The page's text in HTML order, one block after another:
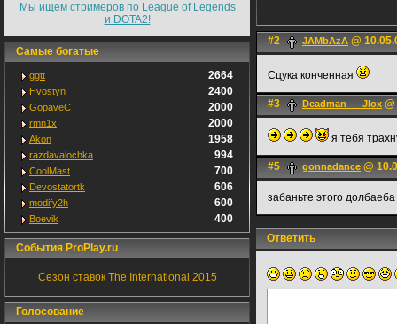
Мы ищем стримеров по League of Legends
и DOTA2!
Самые богатые
ggtt 2664
Hvostyn 2400
GopaveC 2000
rmn1x 2000
Akon 1958
razdavalochka 994
CoolMast 700
Devostatortk 606
modify2h 600
Boevik 400
События ProPlay.ru
Сезон ставок The International 2015
Голосование
#2 JAMbAzA @
Сцука конченная
#3 Deadman___JIox
я тебя
#5 gonnadance @
забаньте этого
Ответить